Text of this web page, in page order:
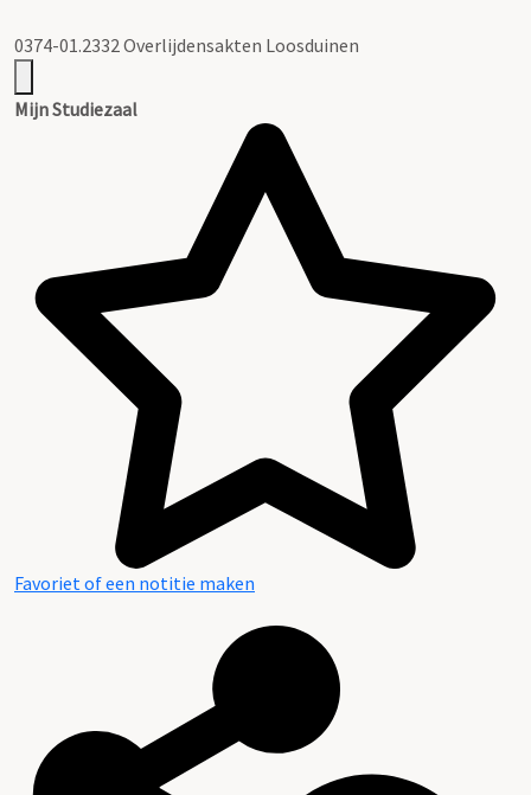
0374-01.2332 Overlijdensakten Loosduinen
Mijn Studiezaal
Favoriet of een notitie maken